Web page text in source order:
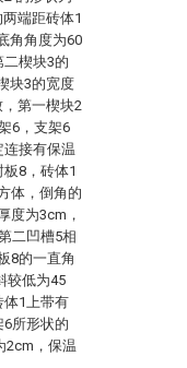
端距砖体1
角角度为60
楔块3的
块3的宽度
第一楔块2
6，支架6
接有保温
8，砖体1
体，倒角的
度为3cm，
二凹槽5相
8的一直角
较低为45
体1上带有
所形状的
2cm，保温